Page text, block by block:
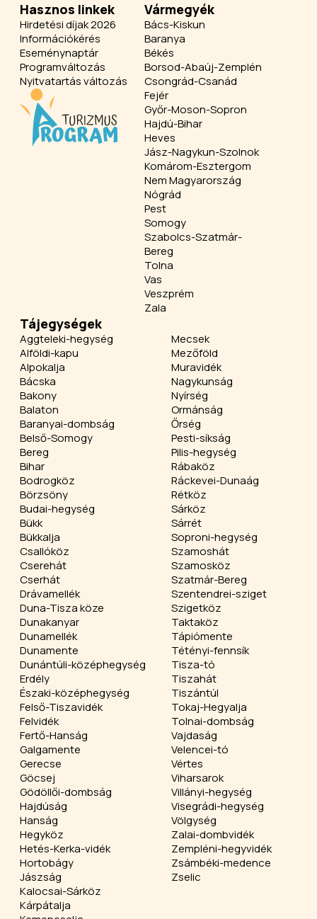
Hasznos linkek
Hirdetési díjak 2026
Információkérés
Eseménynaptár
Programváltozás
Nyitvatartás változás
Vármegyék
Bács-Kiskun
Baranya
Békés
Borsod-Abaúj-Zemplén
Csongrád-Csanád
Fejér
Győr-Moson-Sopron
Hajdú-Bihar
Heves
Jász-Nagykun-Szolnok
Komárom-Esztergom
Nem Magyarország
Nógrád
Pest
Somogy
Szabolcs-Szatmár-
Bereg
Tolna
Vas
Veszprém
Zala
Tájegységek
Aggteleki-hegység
Alföldi-kapu
Alpokalja
Bácska
Bakony
Balaton
Baranyai-dombság
Belső-Somogy
Bereg
Bihar
Bodrogköz
Börzsöny
Budai-hegység
Bükk
Bükkalja
Csallóköz
Cserehát
Cserhát
Drávamellék
Duna-Tisza köze
Dunakanyar
Dunamellék
Dunamente
Dunántúli-középhegység
Erdély
Északi-középhegység
Felső-Tiszavidék
Felvidék
Fertő-Hanság
Galgamente
Gerecse
Göcsej
Gödöllői-dombság
Hajdúság
Hanság
Hegyköz
Hetés-Kerka-vidék
Hortobágy
Jászság
Kalocsai-Sárköz
Kárpátalja
Mecsek
Mezőföld
Muravidék
Nagykunság
Nyírség
Ormánság
Őrség
Pesti-síkság
Pilis-hegység
Rábaköz
Ráckevei-Dunaág
Rétköz
Sárköz
Sárrét
Soproni-hegység
Szamoshát
Szamosköz
Szatmár-Bereg
Szentendrei-sziget
Szigetköz
Taktaköz
Tápiómente
Tétényi-fennsík
Tisza-tó
Tiszahát
Tiszántúl
Tokaj-Hegyalja
Tolnai-dombság
Vajdaság
Velencei-tó
Vértes
Viharsarok
Villányi-hegység
Visegrádi-hegység
Völgység
Zalai-dombvidék
Zempléni-hegyvidék
Zsámbéki-medence
Zselic